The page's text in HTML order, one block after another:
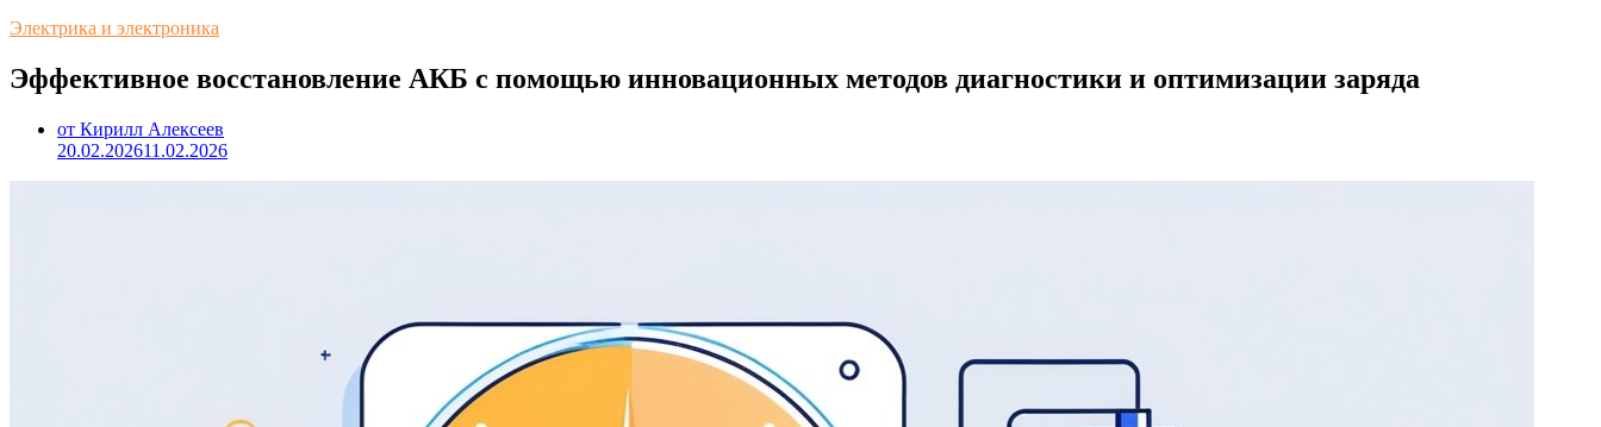
Электрика и электроника
Эффективное восстановление АКБ с помощью инновационных методов диагностики и оптимизации заряда
от Кирилл Алексеев
20.02.202611.02.2026